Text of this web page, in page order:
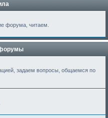
форума, читаем.
задаем вопросы, общаемся по